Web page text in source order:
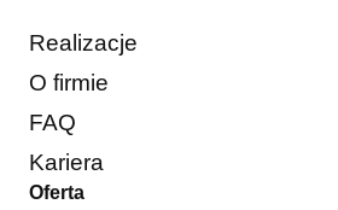
Realizacje
O firmie
FAQ
Kariera
Oferta